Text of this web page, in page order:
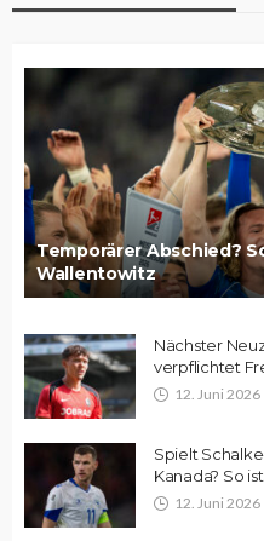
Temporärer Abschied?
Wallentowitz
Nächster
verpflichtet
12. Juni 2026
Spielt
Kanada? So
12. Juni 2026